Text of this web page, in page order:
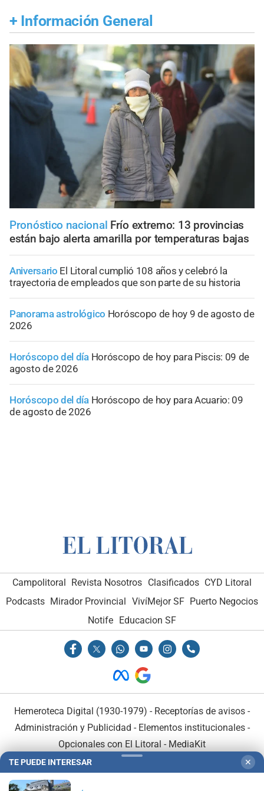
+ Información General
Pronóstico nacional Frío extremo: 13 provincias
están bajo alerta amarilla por temperaturas bajas
Aniversario El Litoral cumplió 108 años y celebró la
trayectoria de empleados que son parte de su historia
Panorama astrológico Horóscopo de hoy 9 de agosto de
2026
Horóscopo del día Horóscopo de hoy para Piscis: 09 de
agosto de 2026
Horóscopo del día Horóscopo de hoy para Acuario: 09
de agosto de 2026
Campolitoral Revista Nosotros Clasificados CYD Litoral
Podcasts Mirador Provincial VivíMejor SF Puerto Negocios
Notife Educacion SF
Hemeroteca Digital (1930-1979) - Receptorías de avisos -
Administración y Publicidad - Elementos institucionales-
Opcionales con El Litoral - MediaKit
TE PUEDE INTERESAR ✕